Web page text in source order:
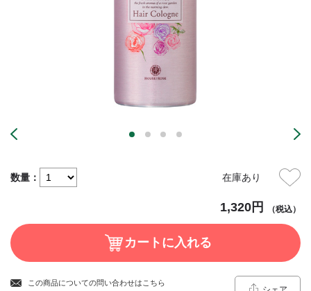
1,320円 （税込）
数量： 在庫あり
この商品についての問い合わせはこちら